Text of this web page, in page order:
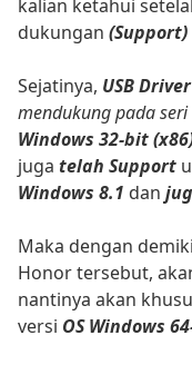
kalian ketahui
dukungan (Support)
Sejatinya, USB
mendukung pada seri
Windows 32-bit
juga telah Support
Windows 8.1 dan
Maka dengan
Honor tersebut,
nantinya akan
versi OS Windows